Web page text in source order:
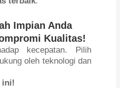
Impian Anda
Kualitas!
kecepatan. Pilih
oleh teknologi dan
ini!